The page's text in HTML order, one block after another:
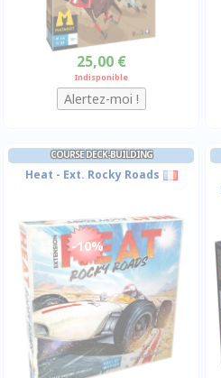
25,00 €
Indisponible
COURSE DECK-BUILDING
Heat - Ext. Rocky Roads
-10%